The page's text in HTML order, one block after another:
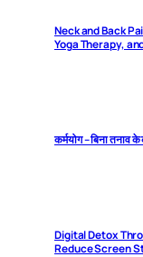
Neck and Back
Yoga Therapy,
कर्मयोग – बिना तनाव
Digital Detox
Reduce Screen